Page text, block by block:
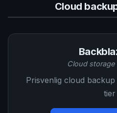
Cloud
Cloud
Prisvenlig cloud
tier